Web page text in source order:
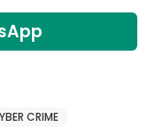
CRIME